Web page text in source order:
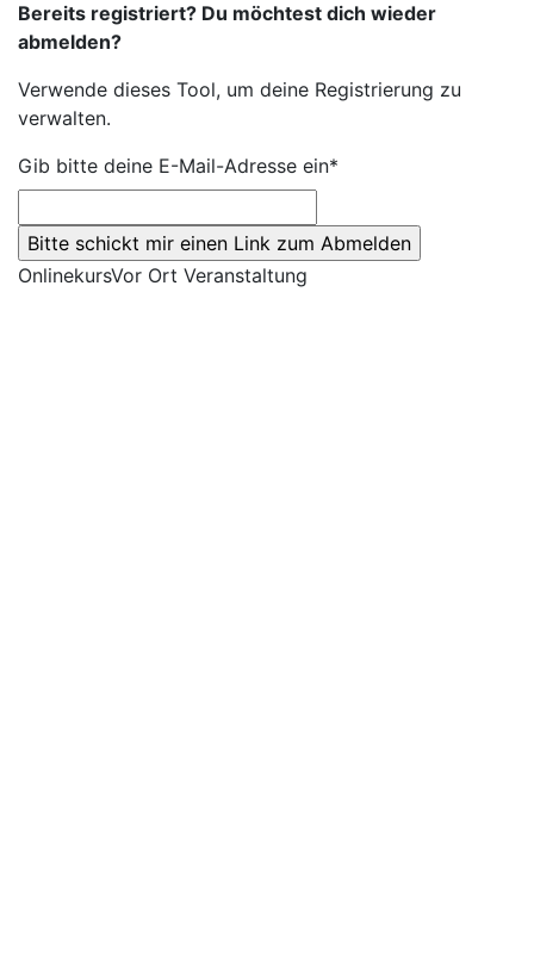
Bereits registriert? Du möchtest dich wieder
abmelden?
Verwende dieses Tool, um deine Registrierung zu
verwalten.
Gib bitte deine E-Mail-Adresse ein*
OnlinekursVor Ort Veranstaltung